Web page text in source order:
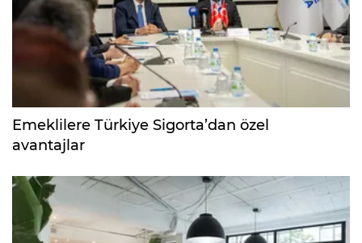
Emeklilere Türkiye Sigorta’dan özel
avantajlar